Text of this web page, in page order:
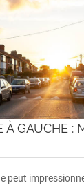
À GAUCHE :
peut